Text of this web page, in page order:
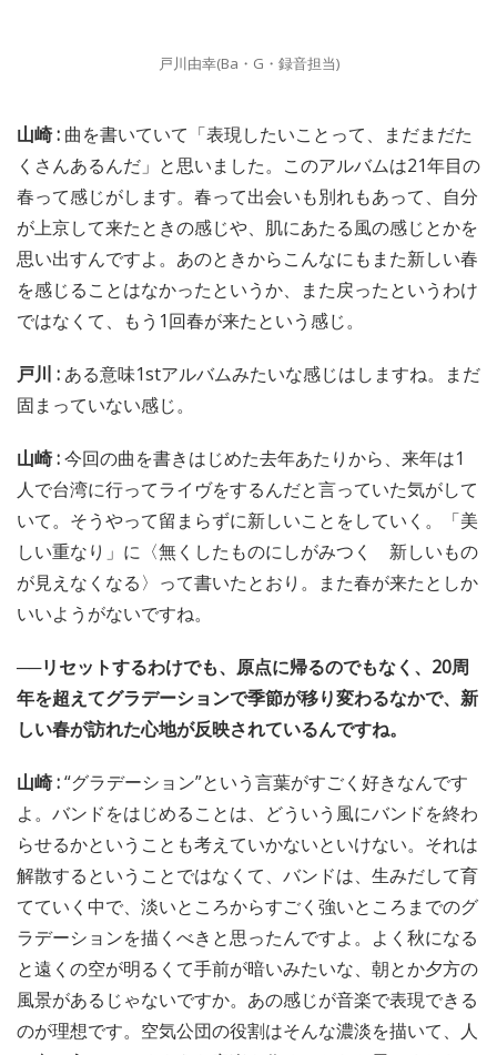
戸川由幸(Ba・G・録音担当)
山崎 : 曲を書いていて「表現したいことって、まだまだた
くさんあるんだ」と思いました。このアルバムは21年目の
春って感じがします。春って出会いも別れもあって、自分
が上京して来たときの感じや、肌にあたる風の感じとかを
思い出すんですよ。あのときからこんなにもまた新しい春
を感じることはなかったというか、また戻ったというわけ
ではなくて、もう1回春が来たという感じ。
戸川 : ある意味1stアルバムみたいな感じはしますね。まだ
固まっていない感じ。
山崎 :今回の曲を書きはじめた去年あたりから、来年は1
人で台湾に行ってライヴをするんだと言っていた気がして
いて。そうやって留まらずに新しいことをしていく。「美
しい重なり」に〈無くしたものにしがみつく 新しいもの
が見えなくなる〉って書いたとおり。また春が来たとしか
いいようがないですね。
──リセットするわけでも、原点に帰るのでもなく、20周
年を超えてグラデーションで季節が移り変わるなかで、新
しい春が訪れた心地が反映されているんですね。
山崎 :“グラデーション”という言葉がすごく好きなんです
よ。バンドをはじめることは、どういう風にバンドを終わ
らせるかということも考えていかないといけない。それは
解散するということではなくて、バンドは、生みだして育
てていく中で、淡いところからすごく強いところまでのグ
ラデーションを描くべきと思ったんですよ。よく秋になる
と遠くの空が明るくて手前が暗いみたいな、朝とか夕方の
風景があるじゃないですか。あの感じが音楽で表現できる
のが理想です。空気公団の役割はそんな濃淡を描いて、人